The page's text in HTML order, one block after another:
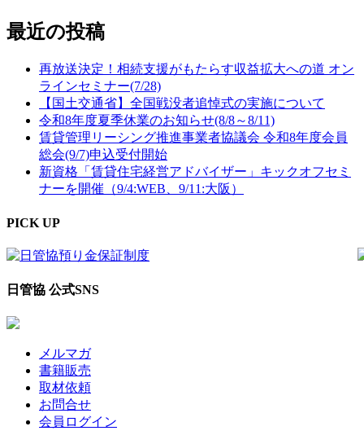
最近の投稿
再放送決定！相続支援がもたらす収益拡大への道 オン
ラインセミナー(7/28)
【国土交通省】全国戦没者追悼式の実施について
令和8年度夏季休業のお知らせ(8/8～8/11)
賃貸管理リーシング推進事業者協議会 令和8年度会員
総会(9/7)申込受付開始
新資格「賃貸住宅経営アドバイザー」キックオフセミ
ナーを開催（9/4:WEB、9/11:大阪）
PICK UP
日管協 公式SNS
メルマガ
書籍販売
取材依頼
お問合せ
会員ログイン